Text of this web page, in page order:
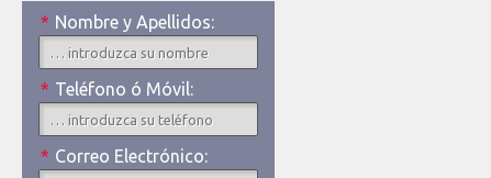
Nombre y Apellidos:
*
Teléfono ó Móvil:
*
Correo Electrónico:
*